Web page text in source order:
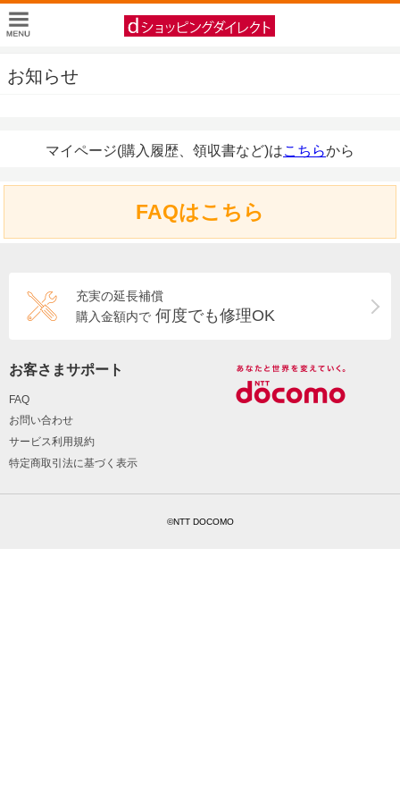
お知らせ
マイページ(購入履歴、領収書など)はこちらから
FAQはこちら
充実の延長補償
購入金額内で 何度でも修理OK
お客さまサポート
FAQ
お問い合わせ
サービス利用規約
特定商取引法に基づく表示
©NTT DOCOMO